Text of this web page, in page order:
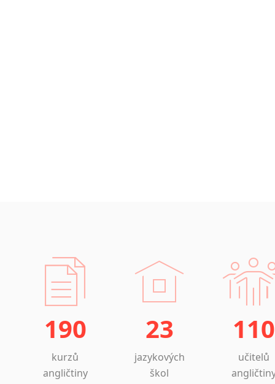
190
kurzů
angličtiny
23
jazykových
škol
110
učitelů